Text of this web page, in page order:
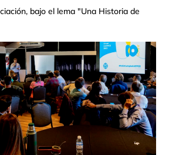
bajo el lema "Una Historia de